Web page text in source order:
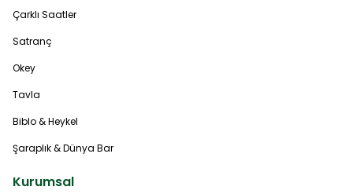
Çarklı Saatler
Satranç
Okey
Tavla
Biblo & Heykel
Şaraplık & Dünya Bar
Kurumsal